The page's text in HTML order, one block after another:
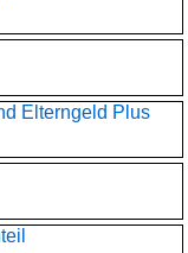
Elterngeld Plus